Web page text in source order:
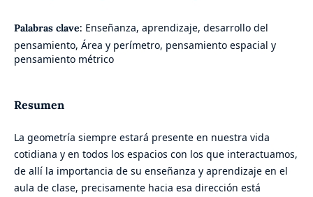
Palabras clave: Enseñanza, aprendizaje, desarrollo del
pensamiento, Área y perímetro, pensamiento espacial y
pensamiento métrico
Resumen
La geometría siempre estará presente en nuestra vida
cotidiana y en todos los espacios con los que interactuamos,
de allí la importancia de su enseñanza y aprendizaje en el
aula de clase, precisamente hacia esa dirección está